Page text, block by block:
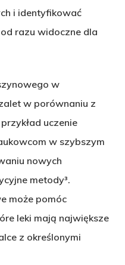
i identyfikować
razu widoczne dla
w
w porównaniu z
uczenie
w szybszym
nowych
metody³.
może pomóc
leki mają największe
z określonymi